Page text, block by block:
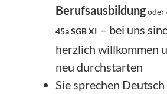
Berufsausbildungoder
45a SGB XI – bei uns
herzlich willkommen
neu durchstarten
Sie sprechen